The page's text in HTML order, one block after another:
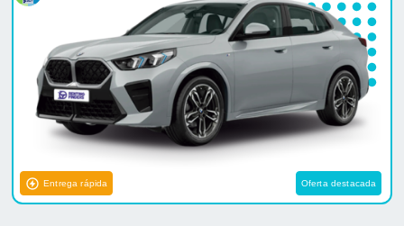
Entrega rápida Oferta destacada